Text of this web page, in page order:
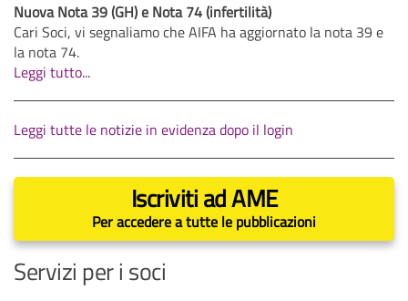
Nuova Nota 39 (GH) e Nota 74 (infertilità)
Cari Soci, vi segnaliamo che AIFA ha aggiornato la nota 39 e
la nota 74.
Leggi tutto...
Leggi tutte le notizie in evidenza dopo il login
Iscriviti ad AME
Per accedere a tutte le pubblicazioni
Servizi per i soci